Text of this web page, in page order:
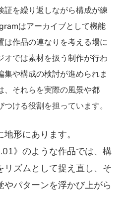
証を繰り返しながら構成が練
はアーカイブとして機能
は作品の連なりを考える場に
オでは素材を扱う制作が行わ
集や構成の検討が進められま
、それらを実際の風景や都
ける役割を担っています。
地形にあります。
.01》のような作品では、構
リズムとして捉え直し、そ
やパターンを浮かび上がら